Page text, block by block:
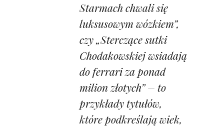
Starmach chwali się
luksusowym wózkiem”,
czy „Sterczące sutki
Chodakowskiej wsiadają
do ferrari za ponad
milion złotych” – to
przykłady tytułów,
które podkreślają wiek,